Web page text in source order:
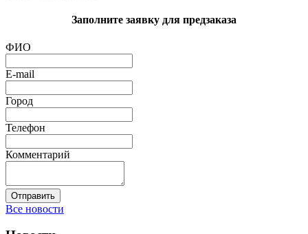
Заполните заявку для предзаказа
ФИО
E-mail
Город
Телефон
Комментарий
Отправить
Все новости